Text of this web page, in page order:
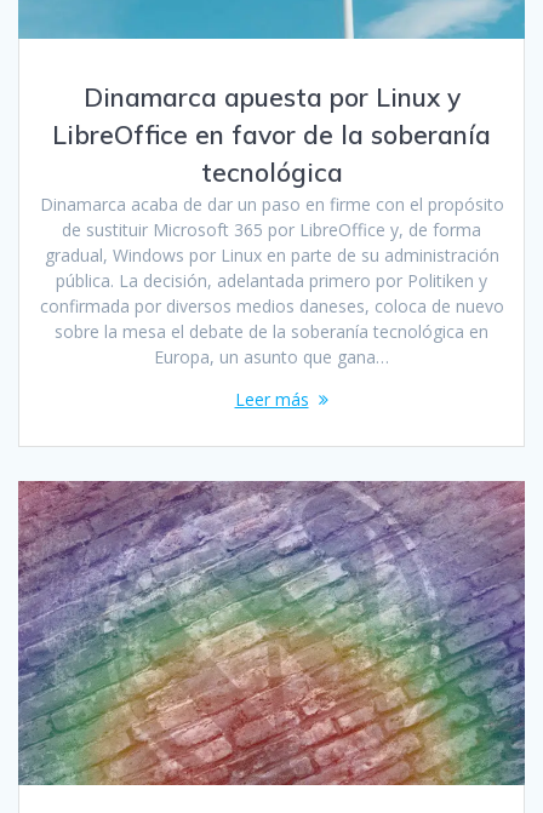
Dinamarca apuesta por Linux y
LibreOffice en favor de la soberanía
tecnológica
Dinamarca acaba de dar un paso en firme con el propósito
de sustituir Microsoft 365 por LibreOffice y, de forma
gradual, Windows por Linux en parte de su administración
pública. La decisión, adelantada primero por Politiken y
confirmada por diversos medios daneses, coloca de nuevo
sobre la mesa el debate de la soberanía tecnológica en
Europa, un asunto que gana…
Leer más